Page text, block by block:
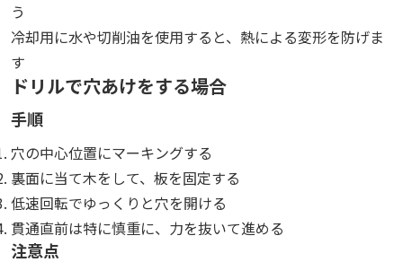
う
冷却用に水や切削油を使用すると、熱による変形を防げま
す
ドリルで穴あけをする場合
手順
穴の中心位置にマーキングする
裏面に当て木をして、板を固定する
低速回転でゆっくりと穴を開ける
貫通直前は特に慎重に、力を抜いて進める
注意点